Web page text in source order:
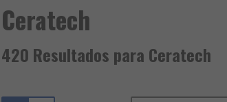
Ceratech
420 Resultados para Ceratech